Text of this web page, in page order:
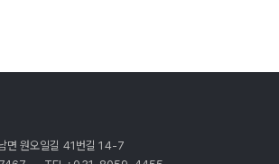
면 원오일길 41번길 14-7